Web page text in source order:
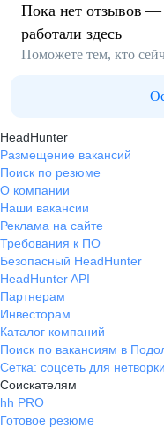
Пока нет отзывов —
работали здесь
Поможете тем, кто
HeadHunter
Размещение вакансий
Поиск по резюме
О компании
Наши вакансии
Реклама на сайте
Требования к ПО
Безопасный HeadHunter
HeadHunter API
Партнерам
Инвесторам
Каталог компаний
Поиск по вакансиям в
Сетка: соцсеть для
Соискателям
hh PRO
Готовое резюме